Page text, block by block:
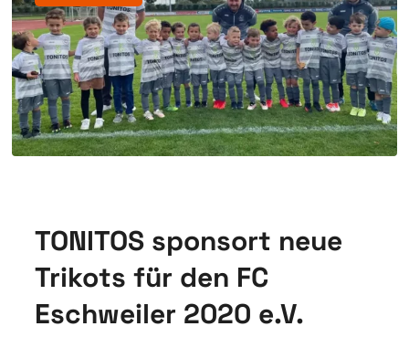
TONITOS sponsort neue
Trikots für den FC
Eschweiler 2020 e.V.